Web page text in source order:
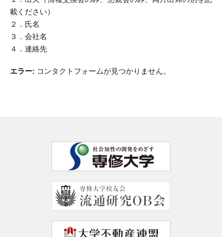
載ください）
２．氏名
３．会社名
４．連絡先
エラー: コンタクトフォームが見つかりません。